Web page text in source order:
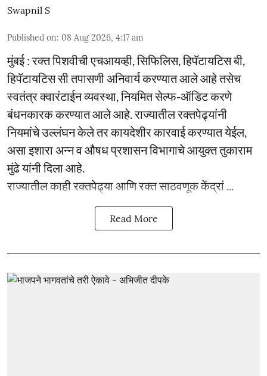
Swapnil S
Published on: 08 Aug 2026, 4:17 am
मुंबई : रक्त पिशवीची एचआयव्ही, सिफिलिस, हिपॅटायटिस बी,
हिपॅटायटिस सी तपासणी अनिवार्य करण्यात आले आहे तसेच
स्वतंत्र क्वारंटाईन व्यवस्था, नियमित सेल्फ-ऑडिट करणे
बंधनकारक करण्यात आले आहे. राज्यातील रक्तपेढ्यांनी
नियमांचे उल्लंघन केले तर कायदेशीर कारवाई करण्यात येईल,
असा इशारा अन्न व औषध प्रशासन विभागाचे आयुक्त तुकाराम
मुंढे यांनी दिला आहे.
राज्यातील काही रक्तपेढ्या आणि रक्त साठवणूक केंद्रां ...
Read More